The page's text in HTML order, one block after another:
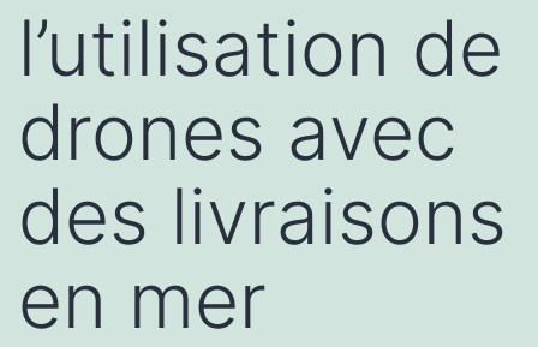
l’utilisation de
drones avec
des livraisons
en mer